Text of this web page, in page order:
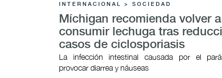
INTERNACIONAL > SOCIEDAD
Míchigan recomienda volver a
consumir lechuga tras
casos de ciclosporiasis
La infección intestinal causada por el
provocar ​diarrea y náuseas